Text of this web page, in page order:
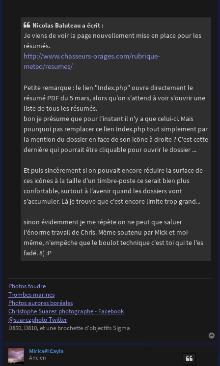
Nicolas Baluteau a écrit :
Je viens de voir la page nouvellement mise en place pour les
résumés.
http://www.chasseurs-orages.com/rubrique-
meteo/resumes/
Petite remarque : le lien "Index.php" ouvre directement le
résumé PDF du 5 mars, alors qu'on s'attend à voir s'ouvrir une
liste de tous les résumés.
bon je présume que pour l'instant il n'y a que celui-ci. Mais
pourquoi pas remplacer ce lien Index.php tout simplement par
la mention du dossier en face de son icône à droite ? C'est cette
dernière qui pourrait être cliquable pour ouvrir le dossier ...
Et puis sincèrement si on pouvait encore réduire la surface de
ces icônes à la taille d'un timbre-poste ce serait bien plus
confortable, surtout à l'avenir quand les dossiers vont
s'accumuler. Là je trouve que c'est encore limite trop grand...
sinon évidemment je me répète on ne peut que saluer
l'énorme travail de Chris. Même soutenu par Mick et moi-
même, n'empêche que le boulot technique c'est toi qui te l'es
fadé. 8) :P
Photos foudre
Trombes marines
Photos aurores boréales
Christophe Suarez photographe - Facebook
@suarezphoto Twitter
D850, D810, et une brochette d'objectifs Sigma
Mickaël Cayla
Ancien